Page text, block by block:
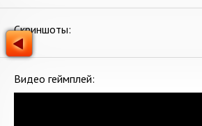
Скриншоты:
Видео геймплей: